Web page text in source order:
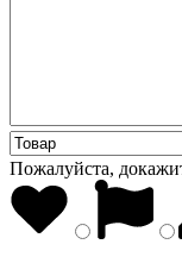
Пожалуйста,